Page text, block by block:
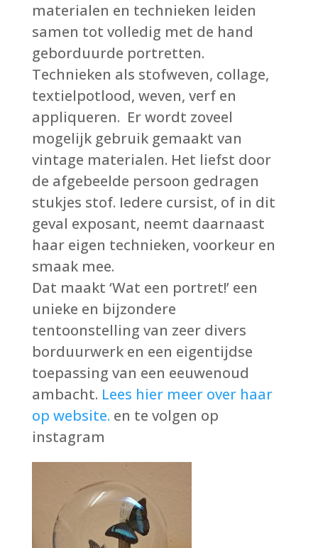
materialen en technieken leiden
samen tot volledig met de hand
geborduurde portretten.
Technieken als stofweven, collage,
textielpotlood, weven, verf en
appliqueren. Er wordt zoveel
mogelijk gebruik gemaakt van
vintage materialen. Het liefst door
de afgebeelde persoon gedragen
stukjes stof. Iedere cursist, of in dit
geval exposant, neemt daarnaast
haar eigen technieken, voorkeur en
smaak mee.
Dat maakt ‘Wat een portret!’ een
unieke en bijzondere
tentoonstelling van zeer divers
borduurwerk en een eigentijdse
toepassing van een eeuwenoud
ambacht. Lees hier meer over haar
op website. en te volgen op
instagram